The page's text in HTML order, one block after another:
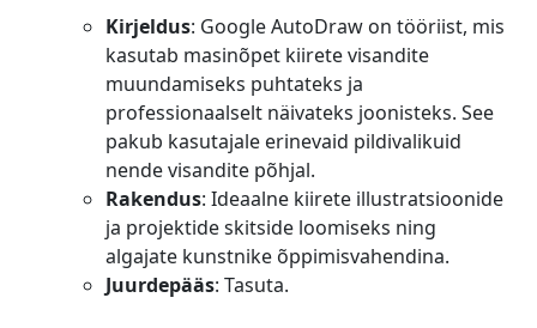
Kirjeldus: Google AutoDraw on tööriist, mis
kasutab masinõpet kiirete visandite
muundamiseks puhtateks ja
professionaalselt näivateks joonisteks. See
pakub kasutajale erinevaid pildivalikuid
nende visandite põhjal.
Rakendus: Ideaalne kiirete illustratsioonide
ja projektide skitside loomiseks ning
algajate kunstnike õppimisvahendina.
Juurdepääs: Tasuta.